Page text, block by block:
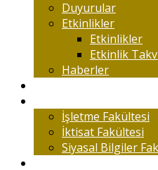
Duyurular
Etkinlikler
Etkinlikler
Etkinlik
Haberler
İşletme Fakültesi
İktisat Fakültesi
Siyasal Bilgiler